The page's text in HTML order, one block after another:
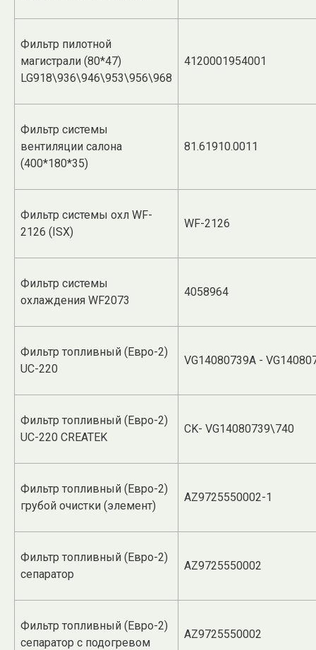
Фильтр пилотной
магистрали (80*47)
LG918\936\946\953\956\968
4120001954001
Фильтр системы
вентиляции салона
(400*180*35)
81.61910.0011
Фильтр системы охл WF-
2126 (ISX)
WF-2126
Фильтр системы
охлаждения WF2073
4058964
Фильтр топливный (Евро-2)
UC-220
VG14080739A -
Фильтр топливный (Евро-2)
UC-220 CREATEK
CK- VG14080739\740
Фильтр топливный (Евро-2)
грубой очистки (элемент)
AZ9725550002-1
Фильтр топливный (Евро-2)
сепаратор
AZ9725550002
Фильтр топливный (Евро-2)
сепаратор с подогревом
AZ9725550002